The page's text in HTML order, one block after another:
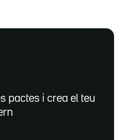
pactes i crea el teu